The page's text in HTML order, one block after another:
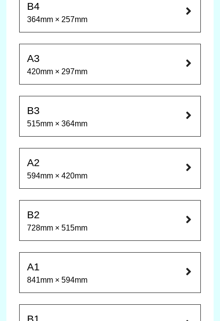
B4
364mm × 257mm
A3
420mm × 297mm
B3
515mm × 364mm
A2
594mm × 420mm
B2
728mm × 515mm
A1
841mm × 594mm